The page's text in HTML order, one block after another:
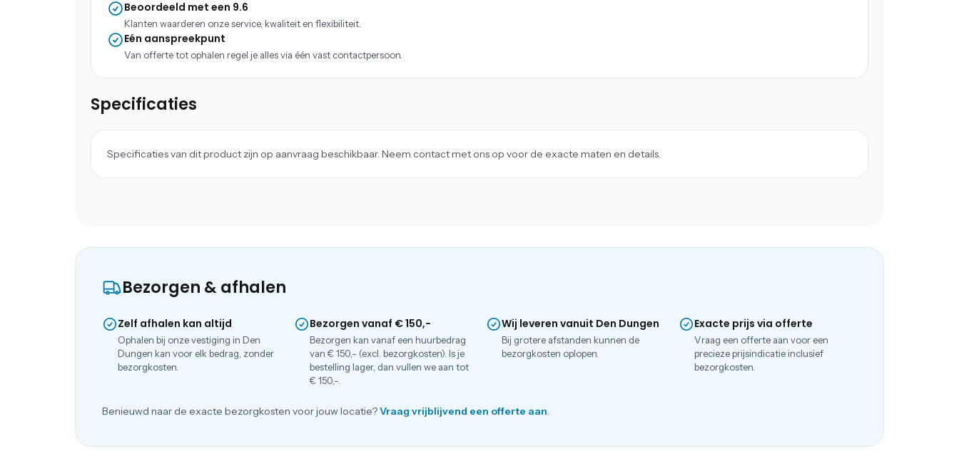
Beoordeeld met een 9.6
Klanten waarderen onze service, kwaliteit en flexibiliteit.
Eén aanspreekpunt
Van offerte tot ophalen regel je alles via één vast contactpersoon.
Specificaties
Specificaties van dit product zijn op aanvraag beschikbaar. Neem contact met ons op voor de exacte maten en details.
Bezorgen & afhalen
Zelf afhalen kan altijd
Ophalen bij onze vestiging in Den
Dungen kan voor elk bedrag, zonder
bezorgkosten.
Bezorgen vanaf € 150,-
Bezorgen kan vanaf een huurbedrag
van € 150,- (excl. bezorgkosten). Is je
bestelling lager, dan vullen we aan tot
€ 150,-.
Wij leveren vanuit Den Dungen
Bij grotere afstanden kunnen de
bezorgkosten oplopen.
Exacte prijs via offerte
Vraag een offerte aan voor een
precieze prijsindicatie inclusief
bezorgkosten.
Benieuwd naar de exacte bezorgkosten voor jouw locatie?Vraag vrijblijvend een offerte aan.